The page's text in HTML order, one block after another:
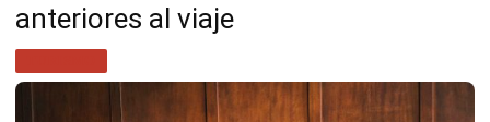
anteriores al viaje